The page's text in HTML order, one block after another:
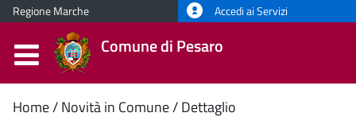
Regione Marche Accedi ai Servizi
Comune di Pesaro
Contenuto
Home Novità in Comune Dettaglio